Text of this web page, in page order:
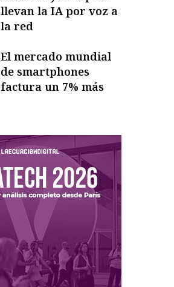
llevan la IA por voz a
la red
El mercado mundial
de smartphones
factura un 7% más